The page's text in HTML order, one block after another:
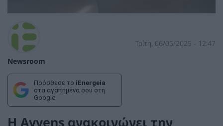
Newsroom
Τρίτη, 06/05/2025 - 12:47
Πρόσθεσε το iEnergeia
στα αγαπημένα σου στη
Google
Η Ayvens ανακοινώνει την